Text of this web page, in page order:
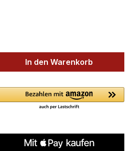
Gib den
In den Warenkorb